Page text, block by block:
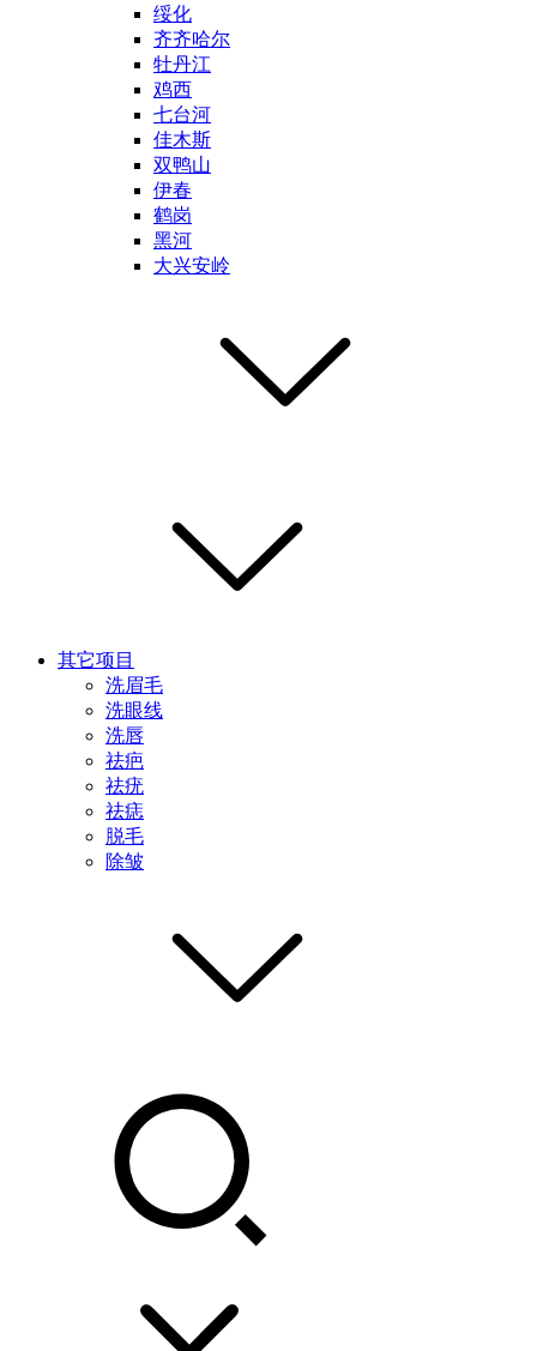
绥化
齐齐哈尔
牡丹江
鸡西
七台河
佳木斯
双鸭山
伊春
鹤岗
黑河
大兴安岭
其它项目
洗眉毛
洗眼线
洗唇
祛疤
祛疣
祛痣
脱毛
除皱